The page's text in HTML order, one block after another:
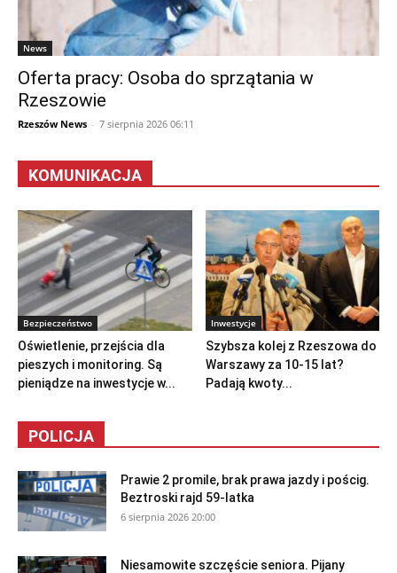
News
Oferta pracy: Osoba do sprzątania w
Rzeszowie
Rzeszów News - 7 sierpnia 2026 06:11
KOMUNIKACJA
Bezpieczeństwo
Oświetlenie, przejścia dla
pieszych i monitoring. Są
pieniądze na inwestycje w...
Inwestycje
Szybsza kolej z Rzeszowa do
Warszawy za 10-15 lat?
Padają kwoty...
POLICJA
Prawie 2 promile, brak prawa jazdy i pościg.
Beztroski rajd 59-latka
6 sierpnia 2026 20:00
Niesamowite szczęście seniora. Pijany